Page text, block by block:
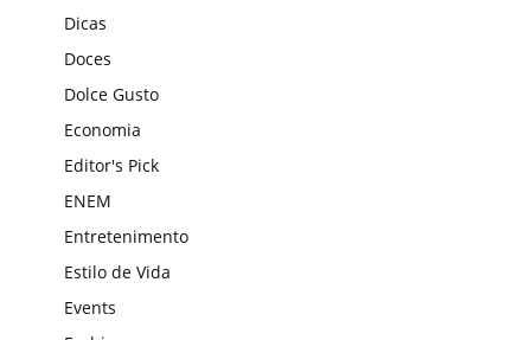
Dicas
Doces
Dolce Gusto
Economia
Editor's Pick
ENEM
Entretenimento
Estilo de Vida
Events